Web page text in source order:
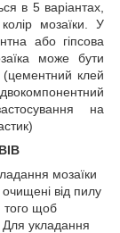
в 5 варіантах,
мозаїки. У
або гіпсова
може бути
клей
на
мозаїки
від пилу
того щоб
Для укладання